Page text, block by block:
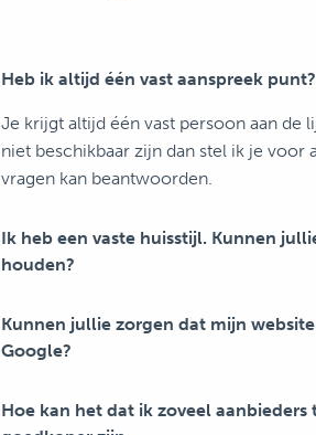
Heb ik altijd één vast aanspreek punt?
Je krijgt altijd één vast persoon aan de
niet beschikbaar zijn dan stel ik je voor
vragen kan beantwoorden.
Ik heb een vaste huisstijl. Kunnen
houden?
Kunnen jullie zorgen dat mijn
Google?
Hoe kan het dat ik zoveel